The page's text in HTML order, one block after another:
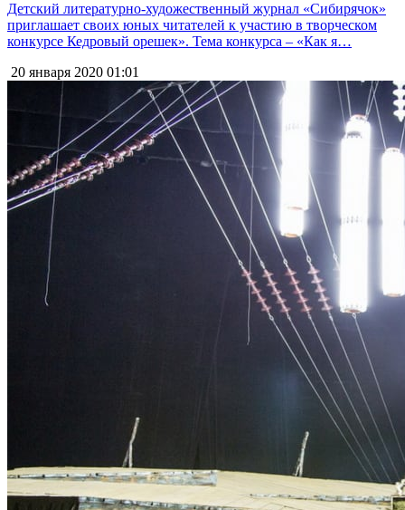
Детский литературно-художественный журнал «Сибирячок»
приглашает своих юных читателей к участию в творческом
конкурсе Кедровый орешек». Тема конкурса – «Как я…
20 января 2020 01:01